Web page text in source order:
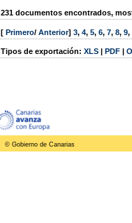
231 documentos encontrados,
[ Primero/ Anterior] 3, 4, 5, 6, 7, 8, 9,
Tipos de exportación: XLS | PDF |
© Gobierno de Canarias